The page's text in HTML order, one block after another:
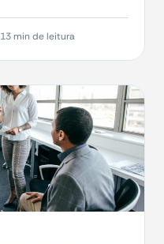
13 min de leitura